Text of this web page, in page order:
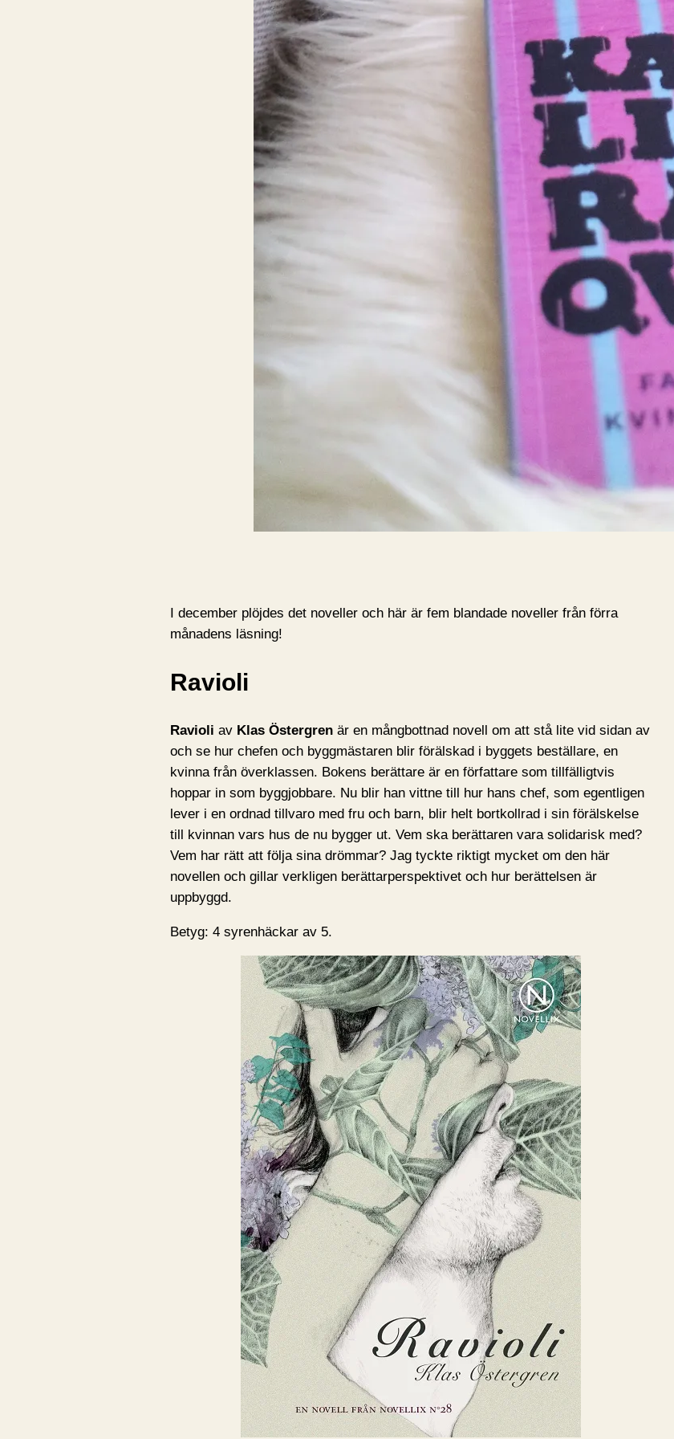
I december plöjdes det noveller och här är fem blandade noveller från förra
månadens läsning!
Ravioli
Ravioli av Klas Östergren är en mångbottnad novell om att stå lite vid sidan av
och se hur chefen och byggmästaren blir förälskad i byggets beställare, en
kvinna från överklassen. Bokens berättare är en författare som tillfälligtvis
hoppar in som byggjobbare. Nu blir han vittne till hur hans chef, som egentligen
lever i en ordnad tillvaro med fru och barn, blir helt bortkollrad i sin förälskelse
till kvinnan vars hus de nu bygger ut. Vem ska berättaren vara solidarisk med?
Vem har rätt att följa sina drömmar? Jag tyckte riktigt mycket om den här
novellen och gillar verkligen berättarperspektivet och hur berättelsen är
uppbyggd.
Betyg: 4 syrenhäckar av 5.